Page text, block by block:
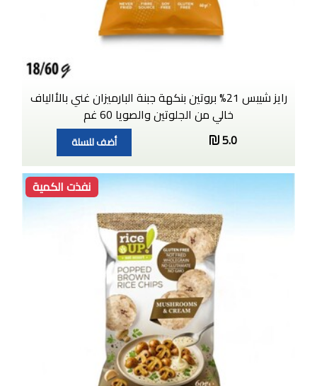
رايز شيبس 21% بروتين بنكهة جبنة البارميزان غني بالأالياف
خالي من الجلوتين والصويا 60 غم
5.0
أضف للسلة
نفذت الكمية